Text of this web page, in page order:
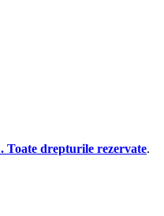
Toate drepturile rezervate.